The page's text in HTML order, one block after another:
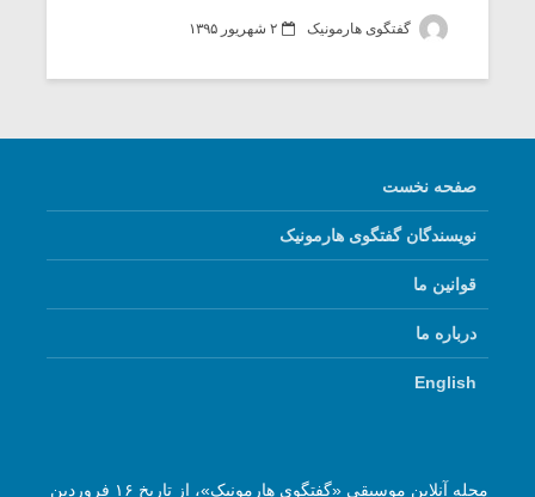
گفتگوی هارمونیک ۲ شهریور ۱۳۹۵
صفحه نخست
نویسندگان گفتگوی هارمونیک
قوانین ما
درباره ما
English
مجله آنلاین موسیقی «گفتگوی هارمونیک»، از تاریخ ۱۶ فروردین